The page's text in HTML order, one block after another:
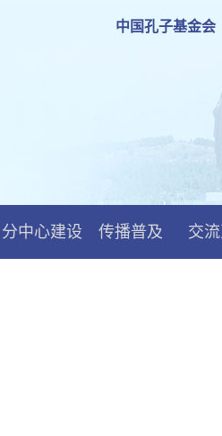
中国孔子基金会
分中心建设 传播普及 交